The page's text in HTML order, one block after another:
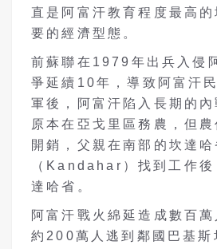
直是阿富汗教育程度最高
要的經濟型態。
前蘇聯在1979年出兵入侵
爭延續10年，導致阿富汗
軍後，阿富汗陷入長期的內
原本在亞戈里區務農，但
開銷，父親在南部的坎達哈
（Kandahar）找到工作後
達哈省。
阿富汗戰火綿延造成數百
約200萬人逃到鄰國巴基斯